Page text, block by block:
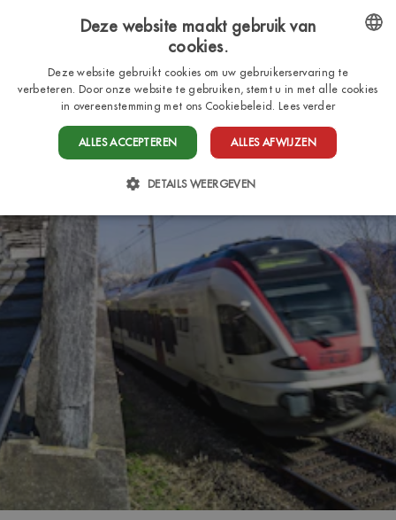
ENGLISH
FRENCH
DUTCH
Deze website maakt gebruik van
cookies.
Deze website gebruikt cookies om uw gebruikerservaring te
verbeteren. Door onze website te gebruiken, stemt u in met alle cookies
in overeenstemming met ons Cookiebeleid. Lees verder
ALLES ACCEPTEREN ALLES AFWIJZEN
DETAILS WEERGEVEN